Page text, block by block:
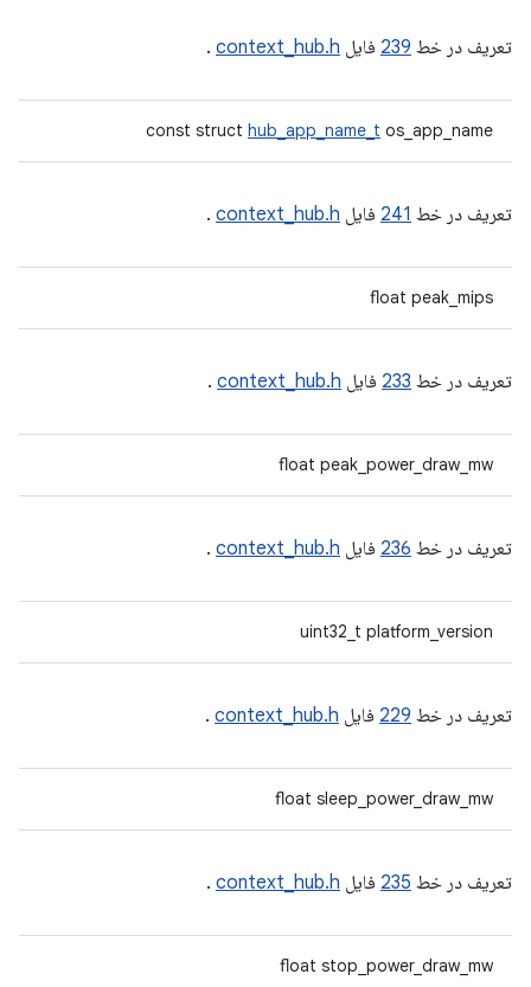
تعریف در خط 239 فایل context_hub.h
.
const struct hub_app_name_t os_app_name
تعریف در خط 241 فایل context_hub.h
.
float peak_mips
تعریف در خط 233 فایل context_hub.h
.
float peak_power_draw_mw
تعریف در خط 236 فایل context_hub.h
.
uint32_t platform_version
تعریف در خط 229 فایل context_hub.h
.
float sleep_power_draw_mw
تعریف در خط 235 فایل context_hub.h
.
float stop_power_draw_mw